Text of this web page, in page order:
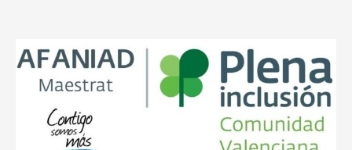
contenido